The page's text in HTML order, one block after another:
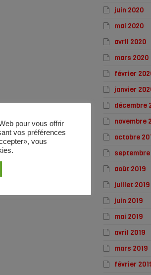
juin 2020
mai 2020
avril 2020
mars 2020
février
janvier
décembre
novembre
octobre
septembre
août 2019
juillet 2019
juin 2019
mai 2019
avril 2019
mars 2019
février
pour vous offrir
vos préférences
vous